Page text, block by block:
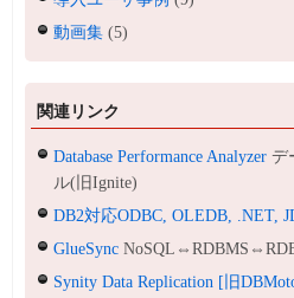
動画集 (5)
関連リンク
Database Performance Analyzer デ
ル(旧Ignite)
DB2対応ODBC, OLEDB, .NET,
GlueSync
Synity Data Replication [旧